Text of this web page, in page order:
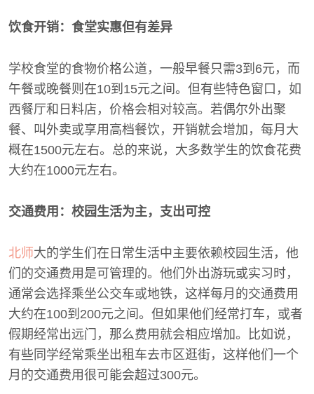
饮食开销：食堂实惠但有差异
学校食堂的食物价格公道，一般早餐只需3到6元，而
午餐或晚餐则在10到15元之间。但有些特色窗口，如
西餐厅和日料店，价格会相对较高。若偶尔外出聚
餐、叫外卖或享用高档餐饮，开销就会增加，每月大
概在1500元左右。总的来说，大多数学生的饮食花费
大约在1000元左右。
交通费用：校园生活为主，支出可控
北师大的学生们在日常生活中主要依赖校园生活，他
们的交通费用是可管理的。他们外出游玩或实习时，
通常会选择乘坐公交车或地铁，这样每月的交通费用
大约在100到200元之间。但如果他们经常打车，或者
假期经常出远门，那么费用就会相应增加。比如说，
有些同学经常乘坐出租车去市区逛街，这样他们一个
月的交通费用很可能会超过300元。